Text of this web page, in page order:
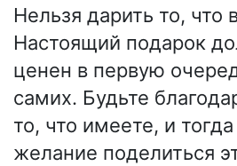
Нельзя дарить то, что
Настоящий подарок
ценен в первую
самих. Будьте
то, что имеете, и
желание поделиться